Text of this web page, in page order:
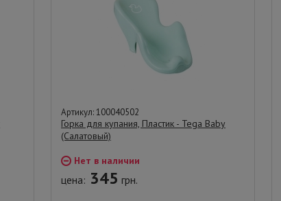
Артикул: 100040502
Горка для купания, Пластик - Tega Baby
(Салатовый)
Нет в наличии
цена: 345 грн.